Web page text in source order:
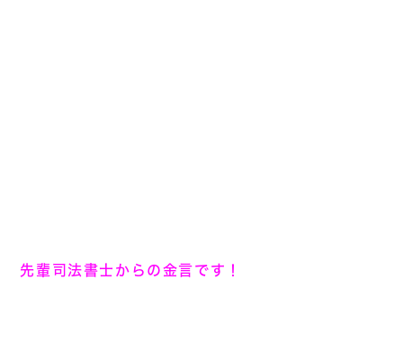
先輩司法書士からの金言です！